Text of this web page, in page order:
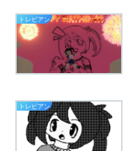
トレビアン
トレビアン